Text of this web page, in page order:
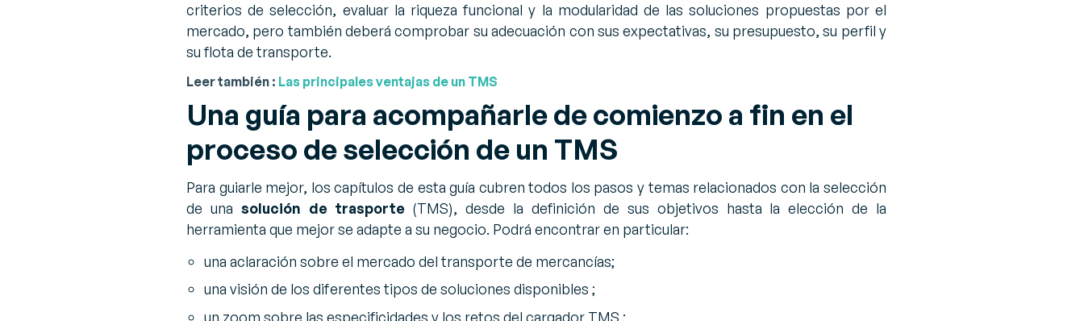
criterios de selección, evaluar la riqueza funcional y la modularidad de las soluciones propuestas por el
mercado, pero también deberá comprobar su adecuación con sus expectativas, su presupuesto, su perfil y
su flota de transporte.
Leer también : Las principales ventajas de un TMS
Una guía para acompañarle de comienzo a fin en el
proceso de selección de un TMS
Para guiarle mejor, los capítulos de esta guía cubren todos los pasos y temas relacionados con la selección
de una solución de trasporte (TMS), desde la definición de sus objetivos hasta la elección de la
herramienta que mejor se adapte a su negocio. Podrá encontrar en particular:
una aclaración sobre el mercado del transporte de mercancías;
una visión de los diferentes tipos de soluciones disponibles ;
un zoom sobre las especificidades y los retos del cargador TMS ;